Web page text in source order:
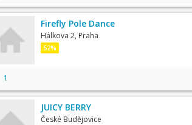
Firefly Pole Dance
Hálkova 2, Praha
52%
1
JUICY BERRY
České Budějovice